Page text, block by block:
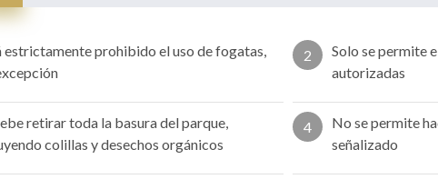
estrictamente prohibido el uso de fogatas,
2
Solo se permite
autorizadas
retirar toda la basura del parque,
colillas y desechos orgánicos
4
No se permite
señalizado